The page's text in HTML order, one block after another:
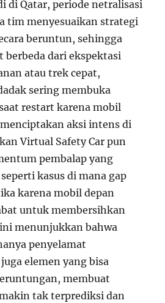
di Qatar, periode netralisasi
tim menyesuaikan strategi
beruntun, sehingga
berbeda dari ekspektasi
atau trek cepat,
sering membuka
restart karena mobil
aksi intens di
Virtual Safety Car pun
pembalap yang
kasus di mana gap
karena mobil depan
untuk membersihkan
menunjukkan bahwa
penyelamat
elemen yang bisa
membuat
tak terprediksi dan